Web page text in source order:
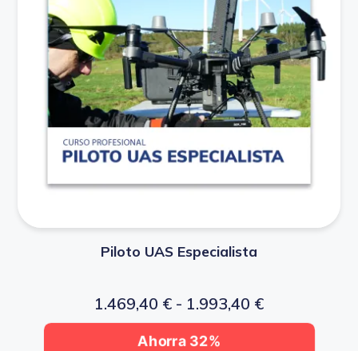
Piloto UAS Especialista
1.469,40 € - 1.993,40 €
Ahorra 32%